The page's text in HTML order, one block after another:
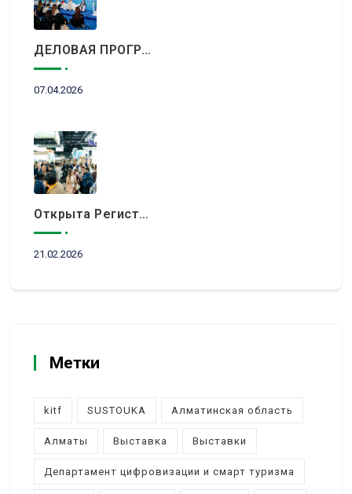
ДЕЛОВАЯ ПРОГРАММА KITF 2026: ВАЖНЕЙШИЕ АСПЕКТЫ РЫНКА ТУРИЗМА В НОВОЙ РЕАЛЬНОСТИ ОБСУДЯТ В АЛМАТЫ
07.04.2026
Открыта Регистрация Посетителей На KITF 2026 — Ключевое Событие Туристической Отрасли Центральной Азии
21.02.2026
Метки
kitf SUSTOUKA Алматинская область
Алматы Выставка Выставки
Департамент цифровизации и смарт туризма